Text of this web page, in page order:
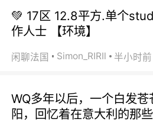
💚 17区 12.8平方.单个
作人士 【环境】
闲聊法国 Simon_RIRIl 半小时前
WQ多年以后，一个白发
阳，回忆着在意大利的那